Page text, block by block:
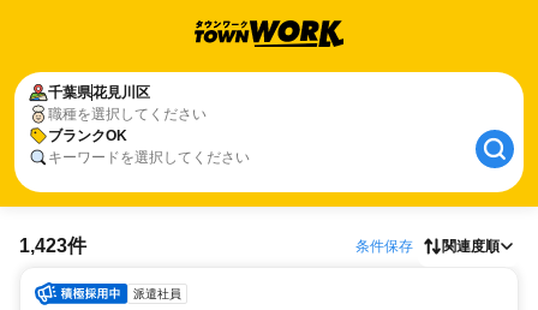
千葉県花見川区
職種を選択してください
ブランクOK
キーワードを選択してください
1,423件 条件保存 関連度順
派遣社員